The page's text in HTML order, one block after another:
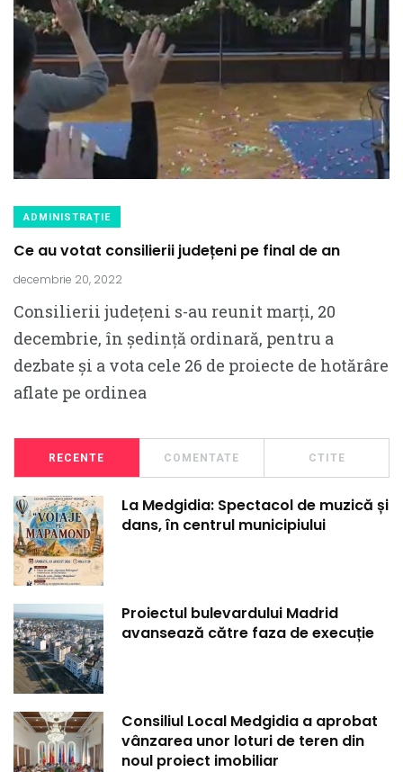
ADMINISTRAȚIE
Ce au votat consilierii județeni pe final de an
decembrie 20, 2022
Consilierii judeţeni s-au reunit marți, 20
decembrie, în şedinţă ordinară, pentru a
dezbate şi a vota cele 26 de proiecte de hotărâre
aflate pe ordinea
RECENTE COMENTATE CTITE
La Medgidia: Spectacol de muzică și
dans, în centrul municipiului
Proiectul bulevardului Madrid
avansează către faza de execuție
Consiliul Local Medgidia a aprobat
vânzarea unor loturi de teren din
noul proiect imobiliar